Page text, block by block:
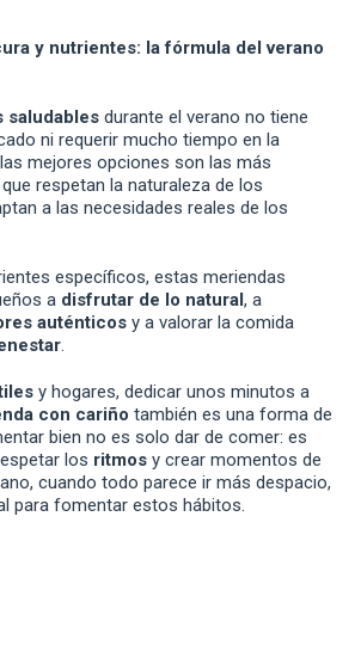
y nutrientes: la fórmula del verano
saludables durante el verano no tiene
ni requerir mucho tiempo en la
mejores opciones son las más
respetan la naturaleza de los
a las necesidades reales de los
específicos, estas meriendas
a disfrutar de lo natural, a
auténticos y a valorar la comida
.
y hogares, dedicar unos minutos a
con cariño también es una forma de
bien no es solo dar de comer: es
los ritmos y crear momentos de
cuando todo parece ir más despacio,
para fomentar estos hábitos.